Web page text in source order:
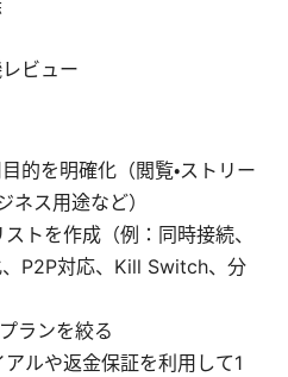
ビュー
的を明確化（閲覧・ストリー
ネス用途など）
トを作成（例：同時接続、
P2P対応、Kill Switch、分
ランを絞る
ルや返金保証を利用して1